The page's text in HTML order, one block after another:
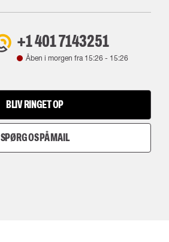
+1 401 7143251
Åben i morgen fra 15:26 - 15:26
BLIV RINGET OP
SPØRG OS PÅ MAIL